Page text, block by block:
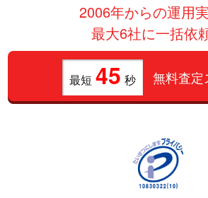
2006年からの運用
最大6社に一括依
最短 45 秒 無料査定